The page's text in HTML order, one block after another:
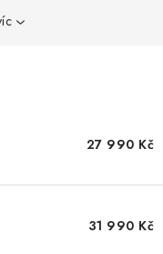
27 990 Kč
31 990 Kč